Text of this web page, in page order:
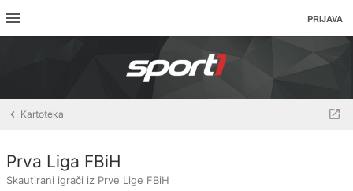
PRIJAVA
Kartoteka
Prva Liga FBiH
Skautirani igrači iz Prve Lige FBiH